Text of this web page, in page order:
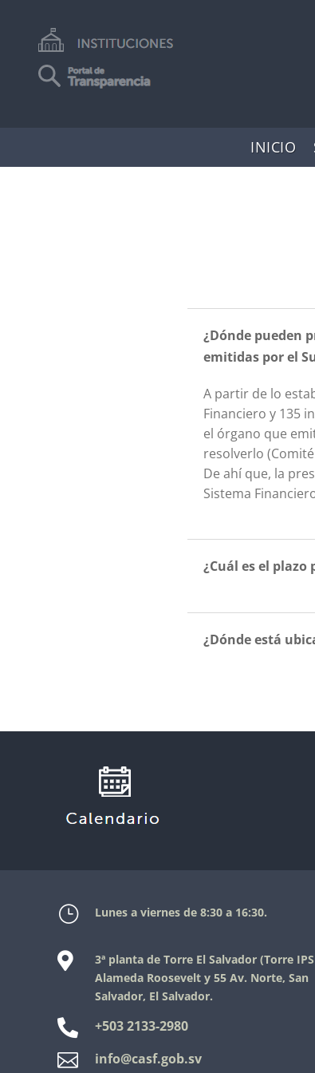
INICIO
¿Dónde pueden
emitidas por el
A partir de lo
Financiero y 135
el órgano que
resolverlo
De ahí que, la
Sistema
¿Cuál es el
¿Dónde está
} Lunes a viernes de 8:30 a 16:30.

3ª planta de Torre El Salvador (Torre
Alameda Roosevelt y 55 Av. Norte, San
Salvador, El Salvador.
 +503 2133-2980
 info@casf.gob.sv